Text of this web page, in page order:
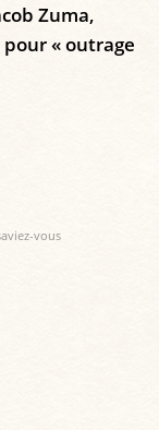
Zuma,
« outrage
vous